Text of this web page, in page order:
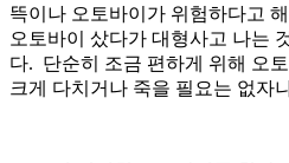
뜩이나 오토바이가 위험하다고
오토바이 샀다가 대형사고 나는
다. 단순히 조금 편하게 위해 오
크게 다치거나 죽을 필요는 없자